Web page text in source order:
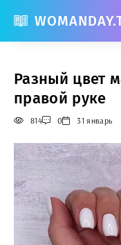
Разный цвет
правой руке
814 0 31 январь